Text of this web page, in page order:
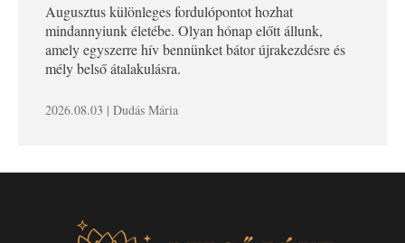
Augusztus különleges fordulópontot hozhat
mindannyiunk életébe. Olyan hónap előtt állunk,
amely egyszerre hív bennünket bátor újrakezdésre és
mély belső átalakulásra.
2026.08.03 | Dudás Mária